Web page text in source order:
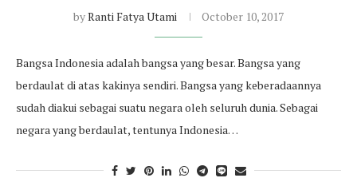
byRanti Fatya Utami October 10, 2017
Bangsa Indonesia adalah bangsa yang besar. Bangsa yang
berdaulat di atas kakinya sendiri. Bangsa yang keberadaannya
sudah diakui sebagai suatu negara oleh seluruh dunia. Sebagai
negara yang berdaulat, tentunya Indonesia…